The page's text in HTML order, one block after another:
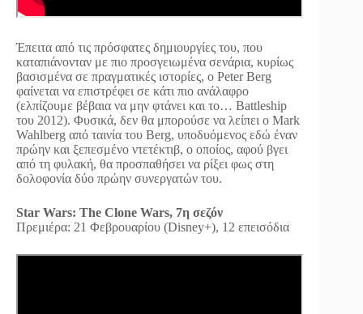
Έπειτα από τις πρόσφατες δημιουργίες του, που
καταπιάνονταν με πιο προσγειωμένα σενάρια, κυρίως
βασισμένα σε πραγματικές ιστορίες, ο Peter Berg
φαίνεται να επιστρέφει σε κάτι πιο ανάλαφρο
(ελπίζουμε βέβαια να μην φτάνει και το… Battleship
του 2012). Φυσικά, δεν θα μπορούσε να λείπει ο Mark
Wahlberg από ταινία του Berg, υποδυόμενος εδώ έναν
πρώην και ξεπεσμένο ντετέκτιβ, ο οποίος, αφού βγει
από τη φυλακή, θα προσπαθήσει να ρίξει φως στη
δολοφονία δύο πρώην συνεργατών του.
Star Wars: The Clone Wars, 7η σεζόν
Πρεμιέρα: 21 Φεβρουαρίου (Disney+), 12 επεισόδια